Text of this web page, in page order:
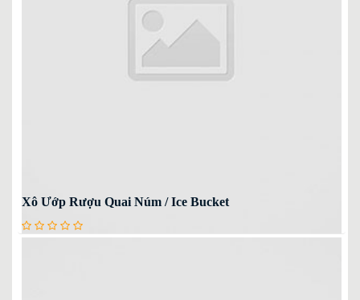
Xô Ướp Rượu Quai Núm / Ice Bucket